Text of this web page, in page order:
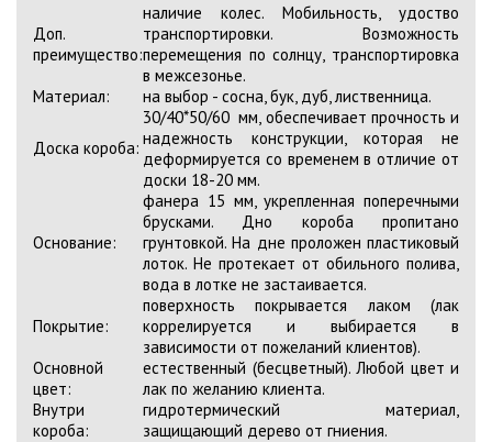
Доп.
преимущество:
наличие колес. Мобильность, удоство
транспортировки. Возможность
перемещения по солнцу, транспортировка
в межсезонье.
Материал:
на выбор - сосна, бук, дуб, лиственница.
Доска короба:
30/40*50/60 мм, обеспечивает прочность и
надежность конструкции, которая не
деформируется со временем в отличие от
доски 18-20 мм.
Основание:
фанера 15 мм, укрепленная поперечными
брусками. Дно короба пропитано
грунтовкой. На дне проложен пластиковый
лоток. Не протекает от обильного полива,
вода в лотке не застаивается.
Покрытие:
поверхность покрывается лаком (лак
коррелируется и выбирается в
зависимости от пожеланий клиентов).
Основной
цвет:
естественный (бесцветный). Любой цвет и
лак по желанию клиента.
Внутри
короба:
гидротермический материал,
защищающий дерево от гниения.